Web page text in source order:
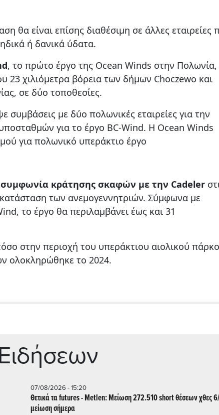
θα είναι επίσης διαθέσιμη σε άλλες εταιρείες
ή δανικά ύδατα.
, το πρώτο έργο της Ocean Winds στην Πολωνία,
23 χιλιόμετρα βόρεια των δήμων Choczewo και
σε δύο τοποθεσίες.
με δύο πολωνικές εταιρείες για την
για το έργο BC-Wind. Η Ocean Winds
για πολωνικό υπεράκτιο έργο
κράτησης σκαφών με την Cadeler
των ανεμογεννητριών. Σύμφωνα με
το έργο θα περιλαμβάνει έως και 31
στην περιοχή του υπεράκτιου αιολικού
ολοκληρώθηκε το 2024.
07/08/2026 - 15:20
Θετικά τα futures - Metlen: Μείωση 272.510 short θέσεων χθες
μείωση σήμερα